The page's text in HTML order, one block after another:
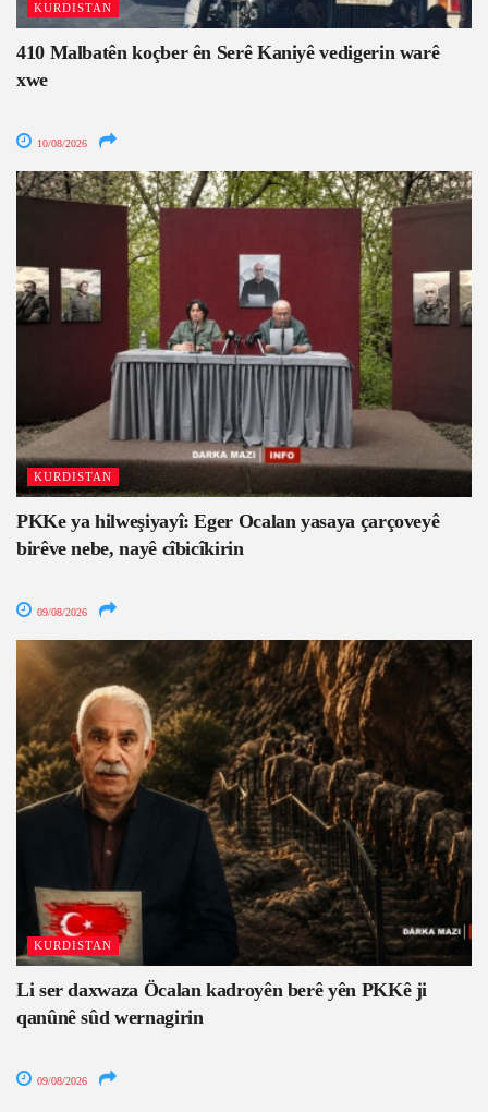
KURDISTAN
410 Malbatên koçber ên Serê Kaniyê vedigerin warê
xwe
10/08/2026
KURDISTAN
PKKe ya hilweşiyayî: Eger Ocalan yasaya çarçoveyê
birêve nebe, nayê cîbicîkirin
09/08/2026
KURDISTAN
Li ser daxwaza Öcalan kadroyên berê yên PKKê ji
qanûnê sûd wernagirin
09/08/2026